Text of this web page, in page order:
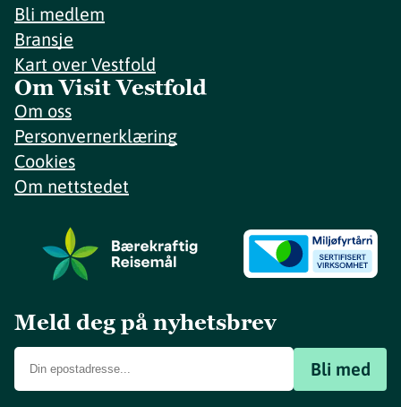
Bli medlem
Bransje
Kart over Vestfold
Om Visit Vestfold
Om oss
Personvernerklæring
Cookies
Om nettstedet
Meld deg på nyhetsbrev
Bli med